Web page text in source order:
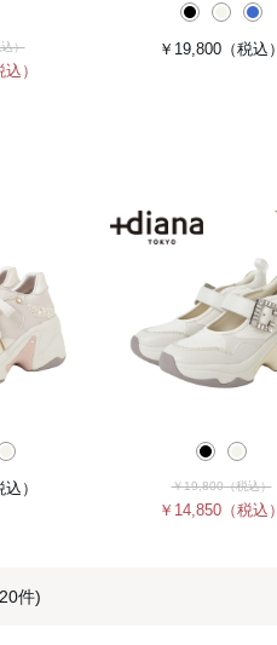
）
込）
￥19,800 （税込）
込） ￥19,800（税込）
￥14,850 （税込）
件)